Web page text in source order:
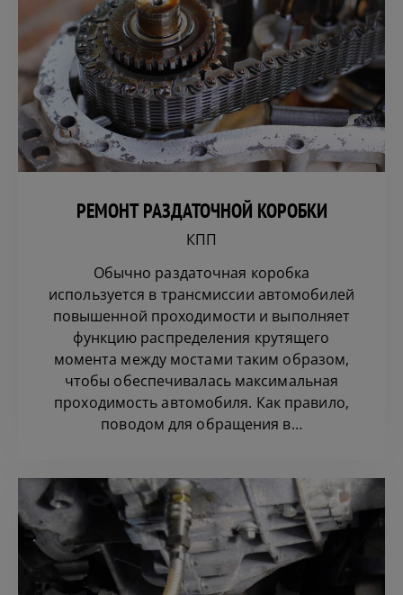
РЕМОНТ РАЗДАТОЧНОЙ КОРОБКИ
КПП
Обычно раздаточная коробка
используется в трансмиссии автомобилей
повышенной проходимости и выполняет
функцию распределения крутящего
момента между мостами таким образом,
чтобы обеспечивалась максимальная
проходимость автомобиля. Как правило,
поводом для обращения в…